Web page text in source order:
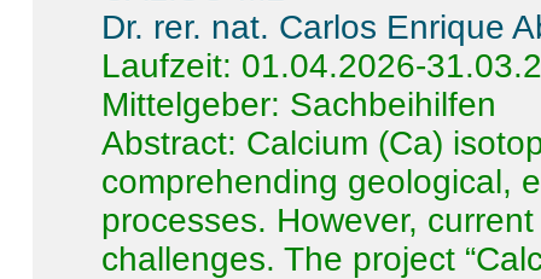
Dr. rer. nat. Carlos Enrique
Laufzeit: 01.04.2026-
Mittelgeber: Sachbeihilfen
Abstract: Calcium (Ca)
comprehending geological,
processes. However,
challenges. The project